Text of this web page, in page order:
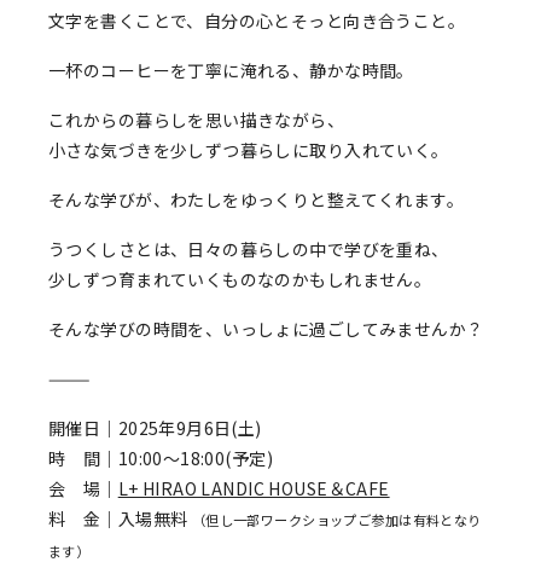
文字を書くことで、自分の心とそっと向き合うこと。
一杯のコーヒーを丁寧に淹れる、静かな時間。
これからの暮らしを思い描きながら、
小さな気づきを少しずつ暮らしに取り入れていく。
そんな学びが、わたしをゆっくりと整えてくれます。
うつくしさとは、日々の暮らしの中で学びを重ね、
少しずつ育まれていくものなのかもしれません。
そんな学びの時間を、いっしょに過ごしてみませんか？
———
開催日｜2025年9月6日(土)
時 間｜10:00～18:00(予定)
会 場｜ L+ HIRAO LANDIC HOUSE＆CAFE
料 金｜入場無料 （但し一部ワークショップご参加は有料となり
ます）